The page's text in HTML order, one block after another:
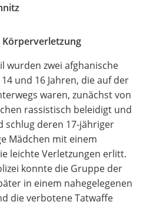
English
Français
Polski
Português
ትግርኛ Türkçe Việt
wurden zwei afghanische
und 16 Jahren, die auf der
waren, zunächst von
rassistisch beleidigt und
schlug deren 17-jähriger
Mädchen mit einem
leichte Verletzungen erlitt.
konnte die Gruppe der
in einem nahegelegenen
die verbotene Tatwaffe